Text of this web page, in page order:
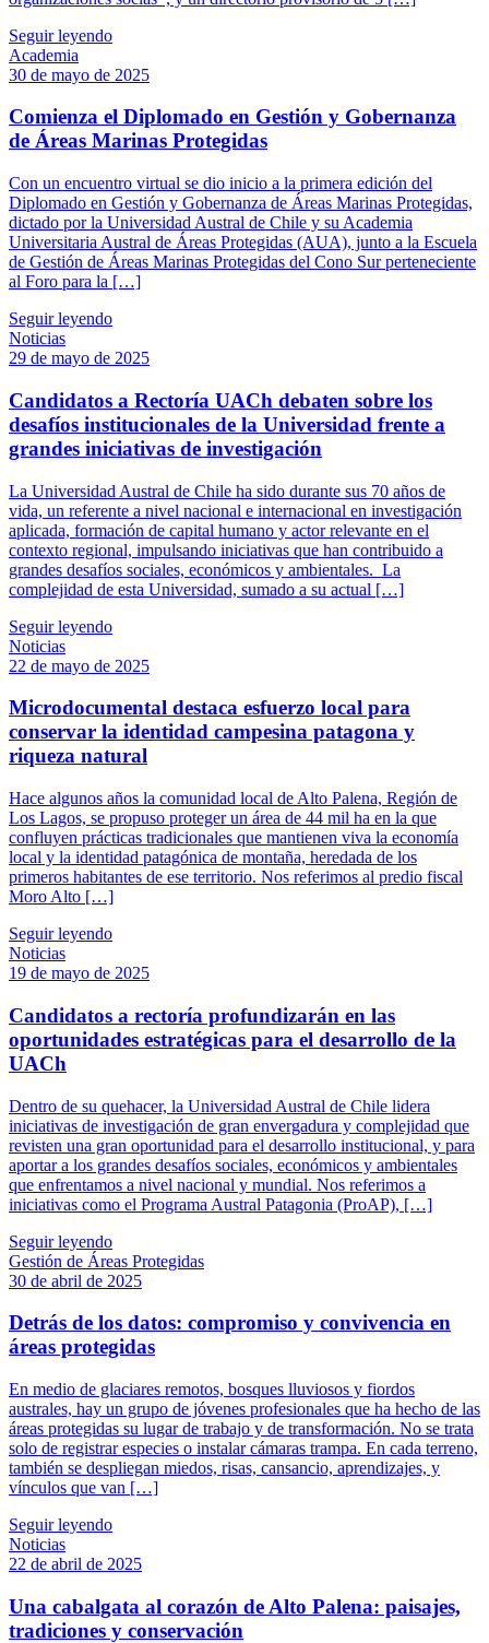
Seguir leyendo
Academia
30 de mayo de 2025
Comienza el Diplomado en Gestión y Gobernanza
de Áreas Marinas Protegidas
Con un encuentro virtual se dio inicio a la primera edición del
Diplomado en Gestión y Gobernanza de Áreas Marinas Protegidas,
dictado por la Universidad Austral de Chile y su Academia
Universitaria Austral de Áreas Protegidas (AUA), junto a la Escuela
de Gestión de Áreas Marinas Protegidas del Cono Sur perteneciente
al Foro para la […]
Seguir leyendo
Noticias
29 de mayo de 2025
Candidatos a Rectoría UACh debaten sobre los
desafíos institucionales de la Universidad frente a
grandes iniciativas de investigación
La Universidad Austral de Chile ha sido durante sus 70 años de
vida, un referente a nivel nacional e internacional en investigación
aplicada, formación de capital humano y actor relevante en el
contexto regional, impulsando iniciativas que han contribuido a
grandes desafíos sociales, económicos y ambientales. La
complejidad de esta Universidad, sumado a su actual […]
Seguir leyendo
Noticias
22 de mayo de 2025
Microdocumental destaca esfuerzo local para
conservar la identidad campesina patagona y
riqueza natural
Hace algunos años la comunidad local de Alto Palena, Región de
Los Lagos, se propuso proteger un área de 44 mil ha en la que
confluyen prácticas tradicionales que mantienen viva la economía
local y la identidad patagónica de montaña, heredada de los
primeros habitantes de ese territorio. Nos referimos al predio fiscal
Moro Alto […]
Seguir leyendo
Noticias
19 de mayo de 2025
Candidatos a rectoría profundizarán en las
oportunidades estratégicas para el desarrollo de la
UACh
Dentro de su quehacer, la Universidad Austral de Chile lidera
iniciativas de investigación de gran envergadura y complejidad que
revisten una gran oportunidad para el desarrollo institucional, y para
aportar a los grandes desafíos sociales, económicos y ambientales
que enfrentamos a nivel nacional y mundial. Nos referimos a
iniciativas como el Programa Austral Patagonia (ProAP), […]
Seguir leyendo
Gestión de Áreas Protegidas
30 de abril de 2025
Detrás de los datos: compromiso y convivencia en
áreas protegidas
En medio de glaciares remotos, bosques lluviosos y fiordos
australes, hay un grupo de jóvenes profesionales que ha hecho de las
áreas protegidas su lugar de trabajo y de transformación. No se trata
solo de registrar especies o instalar cámaras trampa. En cada terreno,
también se despliegan miedos, risas, cansancio, aprendizajes, y
vínculos que van […]
Seguir leyendo
Noticias
22 de abril de 2025
Una cabalgata al corazón de Alto Palena: paisajes,
tradiciones y conservación